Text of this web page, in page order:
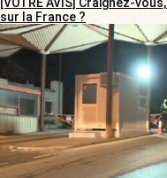
sur la France ?